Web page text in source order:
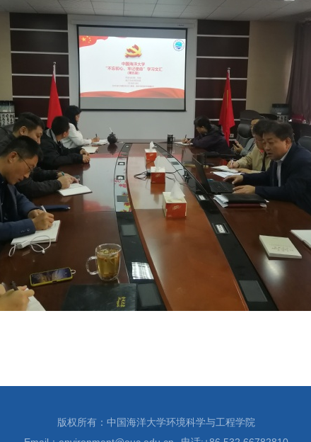
版权所有：中国海洋大学环境科学与工程学院